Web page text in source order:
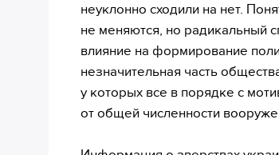
неуклонно сходили на нет.
не меняются, но радикальный
влияние на формирование
незначительная часть
у которых все в порядке с
от общей численности